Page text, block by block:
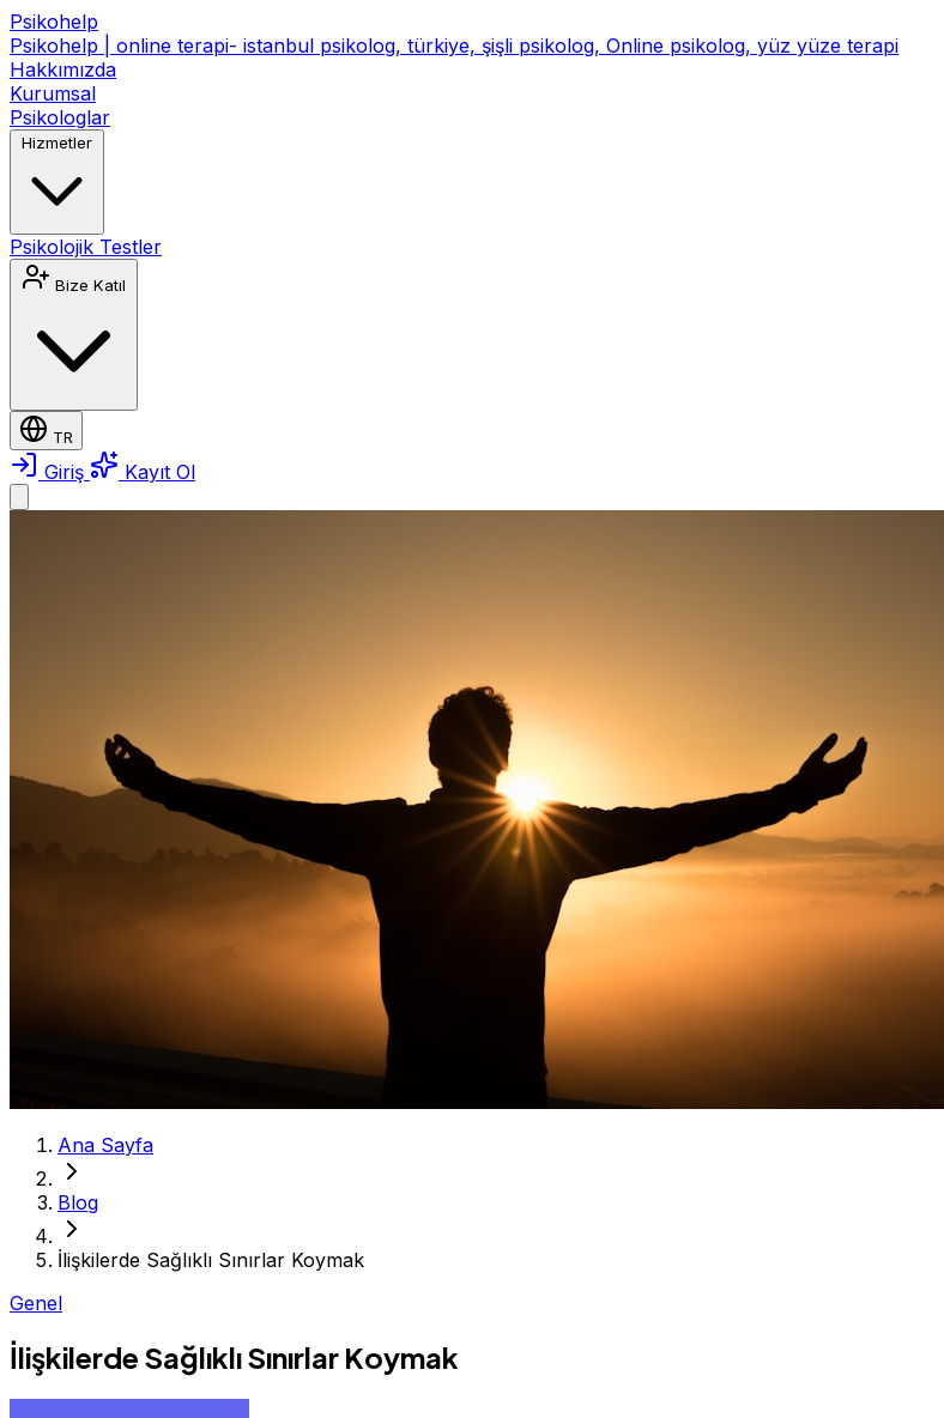
Psikohelp
Psikohelp | online terapi- istanbul psikolog, türkiye, şişli psikolog, Online psikolog, yüz yüze terapi
Hakkımızda
Kurumsal
Psikologlar
Hizmetler
Psikolojik Testler
Bize Katıl
TR
Giriş Kayıt Ol
Ana Sayfa
Blog
İlişkilerde Sağlıklı Sınırlar Koymak
Genel
İlişkilerde Sağlıklı Sınırlar Koymak